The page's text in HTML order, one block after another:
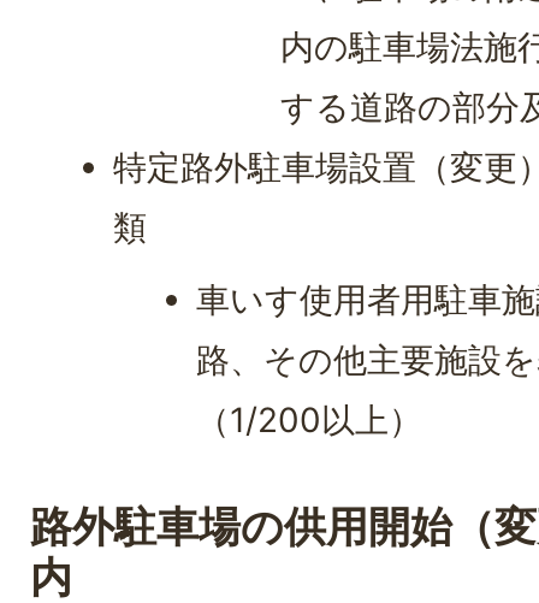
内の駐車場法施
する道路の部分
特定路外駐車場設置（変更
類
車いす使用者用駐車
路、その他主要施設
（1/200以上）
路外駐車場の供用開始（
内